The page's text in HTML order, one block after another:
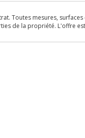
Toutes mesures,
de la propriété. L'offre